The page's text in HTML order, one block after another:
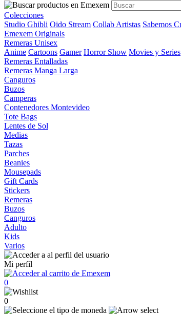
Colecciones
Studio Ghibli Oido Stream Collab Artistas Sabemos
Emexem Originals
Remeras Unisex
Anime Cartoons Gamer Horror Show Movies y Series
Remeras Entalladas
Remeras Manga Larga
Canguros
Buzos
Camperas
Contenedores Montevideo
Tote Bags
Lentes de Sol
Medias
Tazas
Parches
Beanies
Mousepads
Gift Cards
Stickers
Remeras
Buzos
Canguros
Adulto
Kids
Varios
Mi perfil
0
0